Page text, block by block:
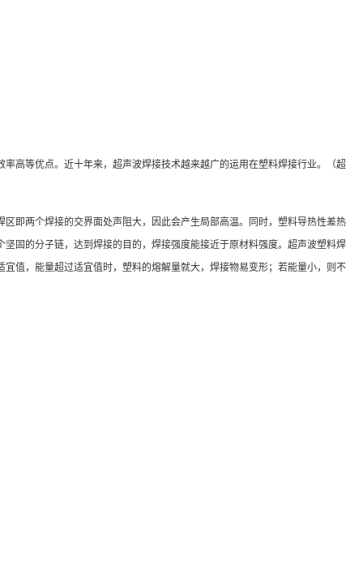
等优点。近十年来，超声波焊接技术越来越广的运用在塑料焊接行业。（超
两个焊接的交界面处声阻大，因此会产生局部高温。同时，塑料导热性差热
固的分子链，达到焊接的目的，焊接强度能接近于原材料强度。超声波塑料焊
值，能量超过适宜值时，塑料的熔解量就大，焊接物易变形；若能量小，则不